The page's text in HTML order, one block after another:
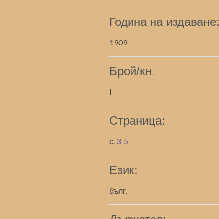
Година на издаване:
1909
Брой/кн.
I
Страница:
с. 3-5
Език:
бълг.